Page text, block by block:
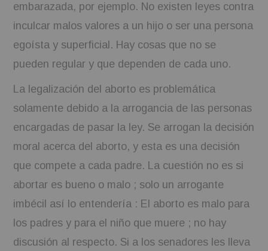
embarazada, por ejemplo. No existen leyes contra
inculcar malos valores a un hijo o ser una persona
egoísta y superficial. Hay cosas que no se
pueden regular y que dependen de cada uno.
La legalización del aborto es problemática
solamente debido a la arrogancia de las personas
encargadas de pasar la ley. Se arrogan la decisión
moral acerca del aborto, y esta es una decisión
que compete a cada padre. La cuestión no es si
abortar es bueno o malo ; solo un arrogante
imbécil así lo entendería : El aborto es malo para
los padres y para el niño que muere ; no hay
discusión al respecto. Si a los senadores les lleva